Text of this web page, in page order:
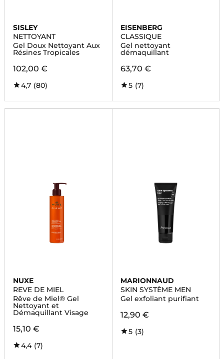
SISLEY
NETTOYANT
Gel Doux Nettoyant Aux
Résines Tropicales
102,00 €
4,7 (80)
EISENBERG
CLASSIQUE
Gel nettoyant
démaquillant
63,70 €
5 (7)
NUXE
REVE DE MIEL
Rêve de Miel® Gel
Nettoyant et
Démaquillant Visage
15,10 €
4,4 (7)
MARIONNAUD
SKIN SYSTÈME MEN
Gel exfoliant purifiant
12,90 €
5 (3)